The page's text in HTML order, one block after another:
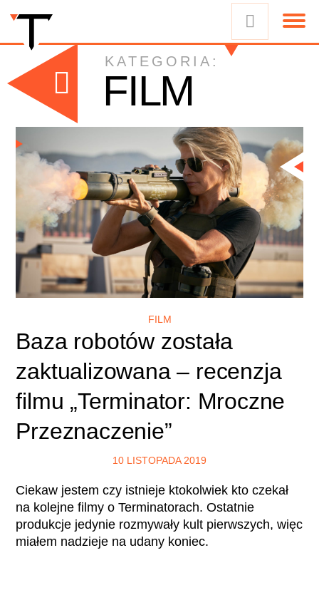
KATEGORIA:
FILM
FILM
Baza robotów została
zaktualizowana – recenzja
filmu „Terminator: Mroczne
Przeznaczenie”
10 LISTOPADA 2019
Ciekaw jestem czy istnieje ktokolwiek kto czekał
na kolejne filmy o Terminatorach. Ostatnie
produkcje jedynie rozmywały kult pierwszych, więc
miałem nadzieje na udany koniec.